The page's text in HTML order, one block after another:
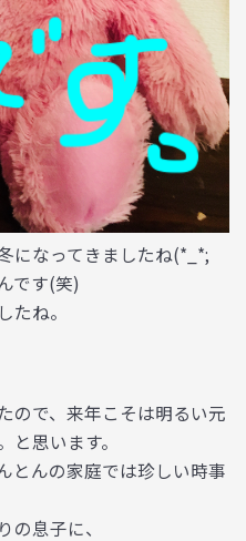
になってきましたね(*_*;
です(笑)
たね。
ので、来年こそは明るい元
思います。
とんの家庭では珍しい時事
息子に、